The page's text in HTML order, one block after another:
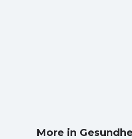
More in